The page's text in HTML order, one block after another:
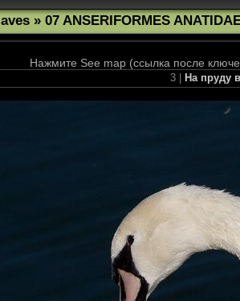
aves » 07 ANSERIFORMES
Нажмите See map (ссылка после
3 | На пруду